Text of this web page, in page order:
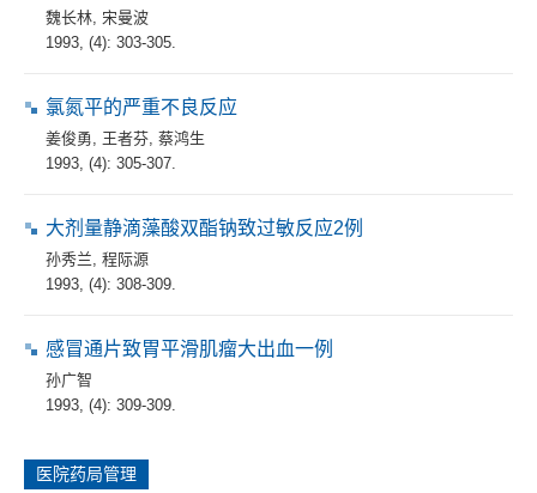
魏长林 宋曼波
1993, (4): 303-305.
氯氮平的严重不良反应
姜俊勇 王者芬 蔡鸿生
1993, (4): 305-307.
大剂量静滴藻酸双酯钠致过敏反应2例
孙秀兰 程际源
1993, (4): 308-309.
感冒通片致胃平滑肌瘤大出血一例
孙广智
1993, (4): 309-309.
医院药局管理